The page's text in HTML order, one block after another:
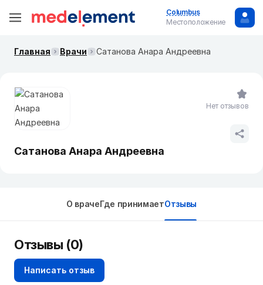
Columbus
Местоположение
Главная Врачи Сатанова Анара Андреевна
Сатанова Анара Андреевна
Нет отзывов
О врачеГде принимаетОтзывы
Отзывы (0)
Написать отзыв